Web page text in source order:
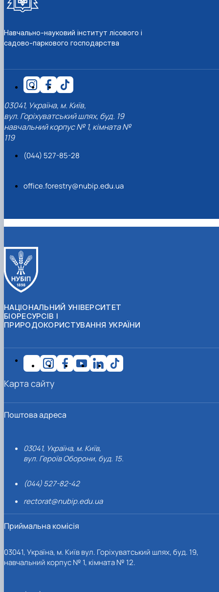
Навчально-науковий інститут лісового і
садово-паркового господарства
03041, Україна, м. Київ,
вул. Горіхуватський шлях, буд. 19
навчальний корпус № 1, кімната №
119
(044) 527-85-28
office.forestry@nubip.edu.ua
НАЦІОНАЛЬНИЙ УНІВЕРСИТЕТ
БІОРЕСУРСІВ І
ПРИРОДОКОРИСТУВАННЯ УКРАЇНИ
Поштова адреса
03041, Україна, м. Київ,
вул. Героїв Оборони, буд. 15.
(044) 527-82-42
rectorat@nubip.edu.ua
Приймальна комісія
03041, Україна, м. Київ вул. Горіхуватський шлях, буд. 19,
навчальний корпус № 1, кімната № 12.
Карта сайту